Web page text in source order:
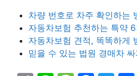
차량 번호로 차주 확인하는
자동차보험 추천하는 특약 6
자동차보험 견적, 똑똑하게
믿을 수 있는 법원 경매차